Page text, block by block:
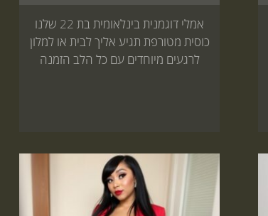
אמלי דוגמנית בינלאומית בת 22 שלנו
כוסית מטורפת תגיע אליך לבית או למלון
לרגעים מיוחדים עם כל הלב הזמנה